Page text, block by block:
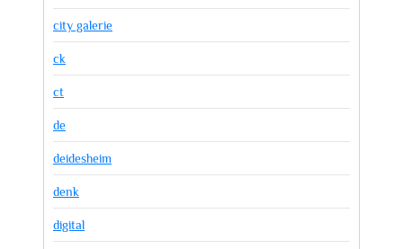
city galerie
ck
ct
de
deidesheim
denk
digital